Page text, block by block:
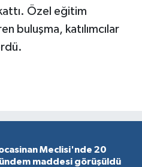
Özel eğitim
buluşma, katılımcılar
Meclisi'nde 20
maddesi görüşüldü